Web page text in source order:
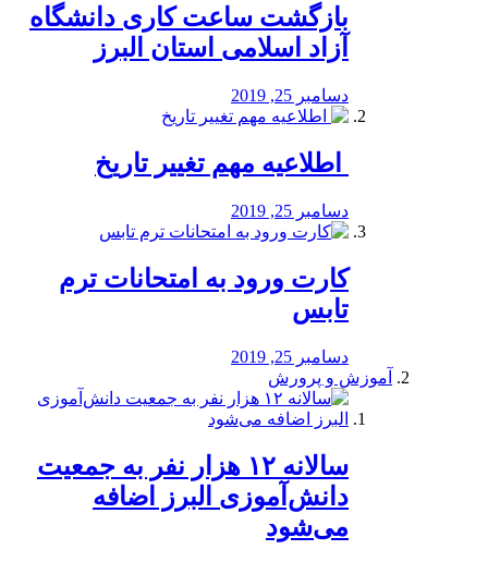
بازگشت ساعت کاری دانشگاه
آزاد اسلامی استان البرز
دسامبر 25, 2019
️ اطلاعیه مهم تغییر تاریخ
دسامبر 25, 2019
کارت ورود به امتحانات ترم
تابس
دسامبر 25, 2019
آموزش و پرورش
️سالانه ۱۲ هزار نفر به جمعیت
دانش‌آموزی البرز اضافه
می‌شود